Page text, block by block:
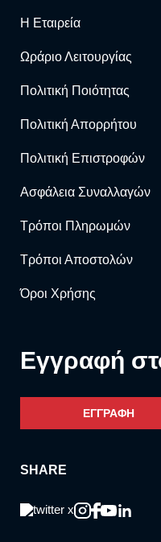
Η Εταιρεία
Ωράριο Λειτουργίας
Πολιτική Ποιότητας
Πολιτική Απορρήτου
Πολιτική Επιστροφών
Ασφάλεια Συναλλαγών
Τρόποι Πληρωμών
Τρόποι Αποστολών
Όροι Χρήσης
Eγγραφή
ΕΓΓΡΑΦΗ
SHARE